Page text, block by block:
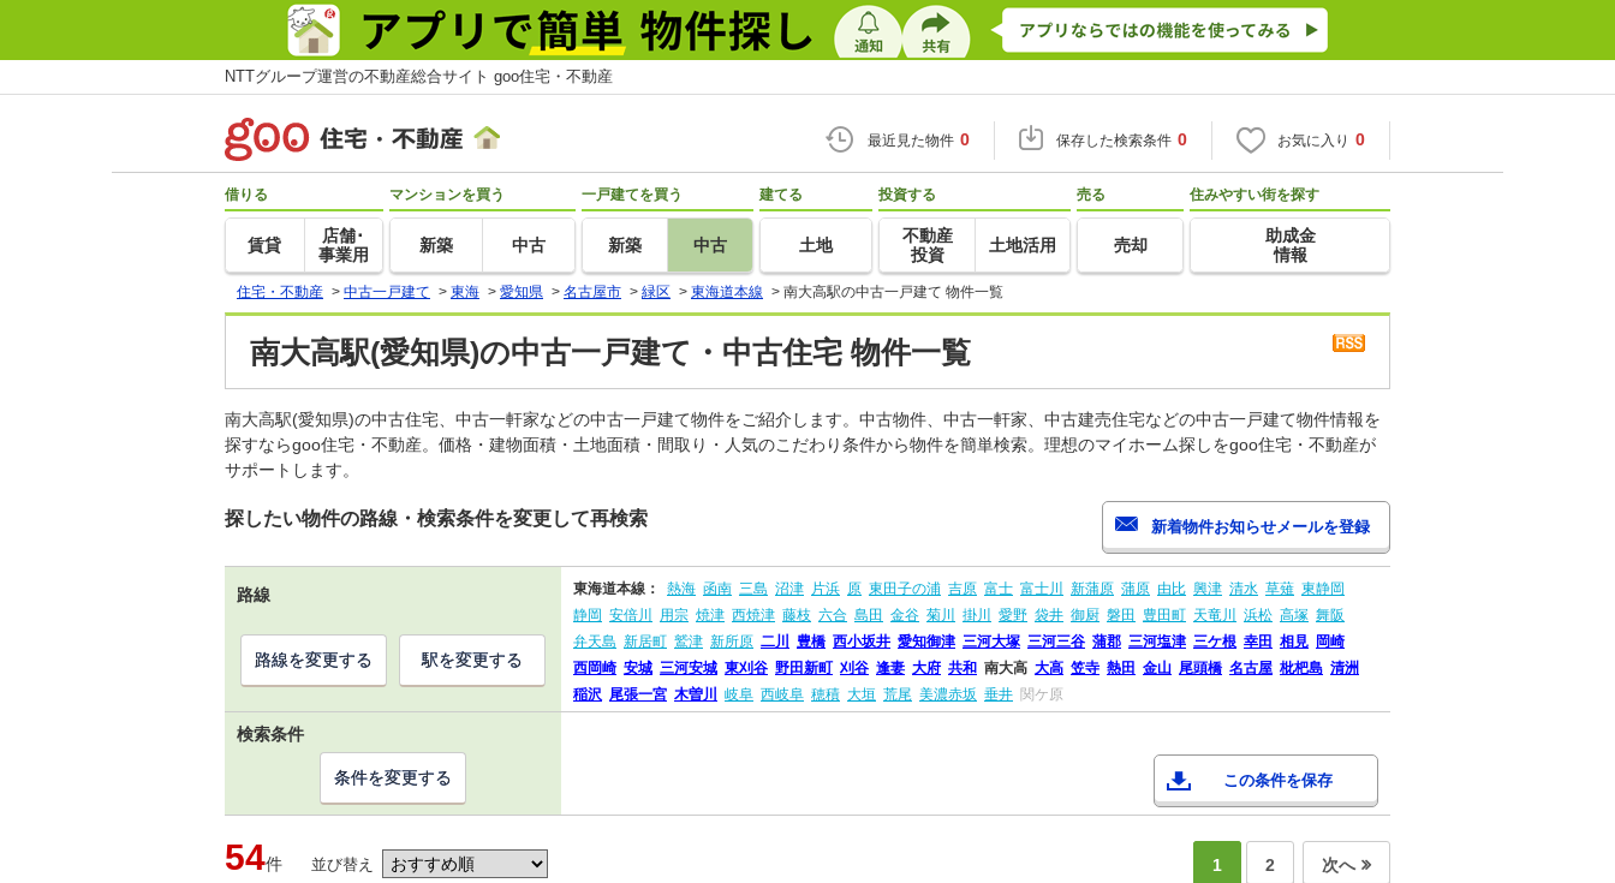
NTTグループ運営の不動産総合サイト goo住宅・不動産
最近見た物件 0 保存した検索条件 0 お気に入り 0
借りる
賃貸
店舗･
事業用
マンションを買う
新築 中古
一戸建てを買う
新築 中古
建てる
土地
投資する
不動産
投資
土地活用
売る
売却
住みやすい街を探す
助成金
情報
住宅・不動産 > 中古一戸建て > 東海 > 愛知県 > 名古屋市 > 緑区 > 東海道本線 > 南大高駅の中古一戸建て 物件一覧
南大高駅(愛知県)の中古一戸建て・中古住宅 物件一覧
南大高駅(愛知県)の中古住宅、中古一軒家などの中古一戸建て物件をご紹介します。中古物件、中古一軒家、中古建売住宅などの中古一戸建て物件情報を
探すならgoo住宅・不動産。価格・建物面積・土地面積・間取り・人気のこだわり条件から物件を簡単検索。理想のマイホーム探しをgoo住宅・不動産が
サポートします。
探したい物件の路線・検索条件を変更して再検索
路線 東海道本線： 熱海 函南 三島 沼津 片浜 原 東田子の浦 吉原 富士 富士川 新蒲原 蒲原 由比 興津 清水 草薙 東静岡
静岡 安倍川 用宗 焼津 西焼津 藤枝 六合 島田 金谷 菊川 掛川 愛野 袋井 御厨 磐田 豊田町 天竜川 浜松 高塚 舞阪
弁天島 新居町 鷲津 新所原 二川 豊橋 西小坂井 愛知御津 三河大塚 三河三谷 蒲郡 三河塩津 三ケ根 幸田 相見 岡崎
西岡崎 安城 三河安城 東刈谷 野田新町 刈谷 逢妻 大府 共和 南大高 大高 笠寺 熱田 金山 尾頭橋 名古屋 枇杷島 清洲
稲沢 尾張一宮 木曽川 岐阜 西岐阜 穂積 大垣 荒尾 美濃赤坂 垂井 関ケ原
路線を変更する 駅を変更する
検索条件
この条件を保存
条件を変更する
54件 並び替え 1 2 次へ